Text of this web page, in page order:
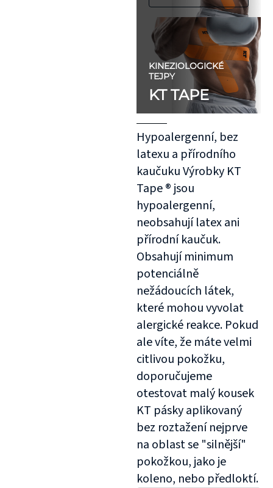
KINEZIOLOGICKÉ
TEJPY
KT TAPE
Hypoalergenní, bez
latexu a přírodního
kaučuku Výrobky KT
Tape ® jsou
hypoalergenní,
neobsahují latex ani
přírodní kaučuk.
Obsahují minimum
potenciálně
nežádoucích látek,
které mohou vyvolat
alergické reakce. Pokud
ale víte, že máte velmi
citlivou pokožku,
doporučujeme
otestovat malý kousek
KT pásky aplikovaný
bez roztažení nejprve
na oblast se "silnější"
pokožkou, jako je
koleno, nebo předloktí.